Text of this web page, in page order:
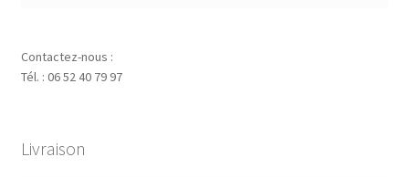
Contactez-nous :
Tél. : 06 52 40 79 97
Livraison